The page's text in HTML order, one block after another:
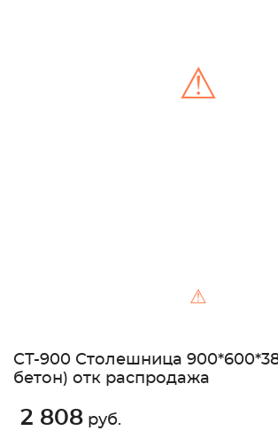
⚠
⚠
СТ-900 Столешница
бетон) отк распродажа
2 808 руб.